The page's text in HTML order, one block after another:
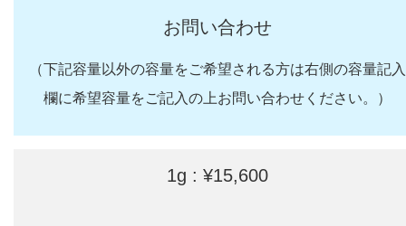
お問い合わせ
（下記容量以外の容量をご希望される方は右側の容量記入
欄に希望容量をご記入の上お問い合わせください。）
1g : ¥15,600